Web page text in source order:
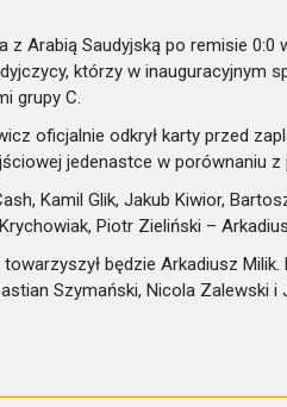
z Arabią Saudyjską po remisie
którzy w inauguracyjnym
grupy C.
oficjalnie odkrył karty przed
jedenastce w porównaniu
Kamil Glik, Jakub Kiwior,
Piotr Zieliński –
będzie Arkadiusz Milik.
Szymański, Nicola Zalewski i